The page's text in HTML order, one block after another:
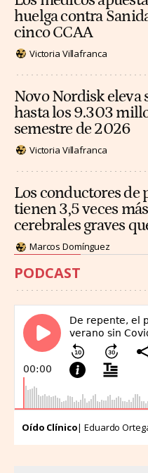
huelga contra
cinco CCAA
Victoria Villafranca
Novo Nordisk eleva
hasta los 9.303
semestre de 2026
Victoria Villafranca
Los conductores de
tienen 3,5 veces
cerebrales graves
Marcos Domínguez
PODCAST
Oído Clínico| Eduardo